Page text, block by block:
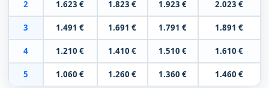
2 1.623 € 1.823 € 1.923 € 2.023 €
3 1.491 € 1.691 € 1.791 € 1.891 €
4 1.210 € 1.410 € 1.510 € 1.610 €
5 1.060 € 1.260 € 1.360 € 1.460 €